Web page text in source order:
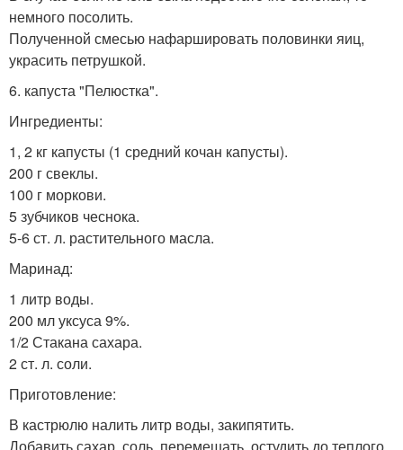
немного посолить.
Полученной смесью нафаршировать половинки яиц,
украсить петрушкой.
6. капуста "Пелюстка".
Ингредиенты:
1, 2 кг капусты (1 средний кочан капусты).
200 г свеклы.
100 г моркови.
5 зубчиков чеснока.
5-6 ст. л. растительного масла.
Маринад:
1 литр воды.
200 мл уксуса 9%.
1/2 Стакана сахара.
2 ст. л. соли.
Приготовление:
В кастрюлю налить литр воды, закипятить.